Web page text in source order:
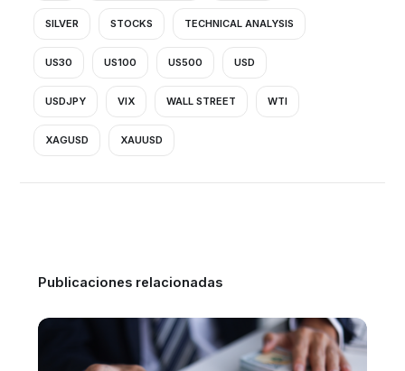
SILVER STOCKS TECHNICAL ANALYSIS
US30 US100 US500 USD
USDJPY VIX WALL STREET WTI
XAGUSD XAUUSD
Publicaciones relacionadas